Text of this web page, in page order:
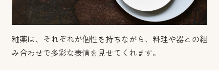
釉薬は、それぞれが個性を持ちながら、料理や器との組
み合わせで多彩な表情を見せてくれます。